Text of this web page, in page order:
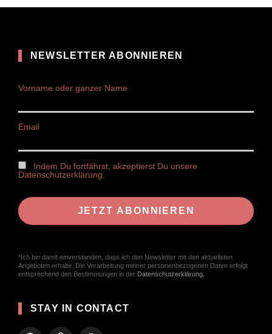
STAY IN CONTACT
NEWSLETTER ABONNIEREN
Vorname oder ganzer Name
Email
Indem Du fortfährst, akzeptierst Du unsere
Datenschutzerklärung.
*Ich bin damit einverstanden, dass ich den Newsletter mit den aktuellsten
Angeboten erhalte. Die Verarbeitung meiner personenbezogenen Daten erfolgt
entsprechend den Bestimmungen in der Datenschutzerklärung